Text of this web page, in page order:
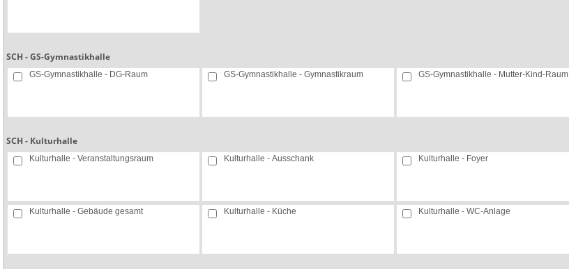
SCH - GS-Gymnastikhalle
GS-Gymnastikhalle - DG-Raum GS-Gymnastikhalle - Gymnastikraum GS-Gymnastikhalle - Mutter-Kind-Raum
SCH - Kulturhalle
Kulturhalle - Veranstaltungsraum Kulturhalle - Ausschank Kulturhalle - Foyer
Kulturhalle - Gebäude gesamt Kulturhalle - Küche Kulturhalle - WC-Anlage